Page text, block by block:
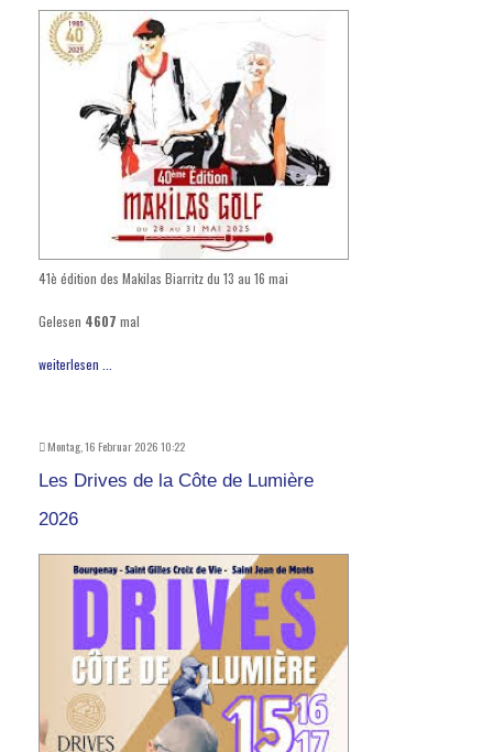
41è édition des Makilas Biarritz du 13 au 16 mai
Gelesen 4607 mal
weiterlesen ...
Montag, 16 Februar 2026 10:22
Les Drives de la Côte de Lumière
2026